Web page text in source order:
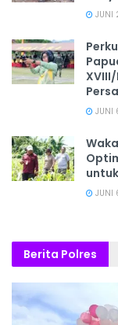
JUNI
JUNI
JUNI
Berita Polres